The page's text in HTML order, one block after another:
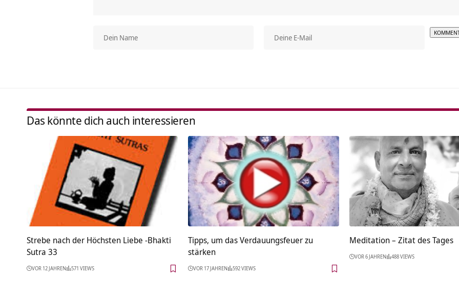
Das könnte dich auch interessieren
Strebe nach der Höchsten Liebe -Bhakti
Sutra 33
VOR 12 JAHREN 571 VIEWS
Tipps, um das Verdauungsfeuer zu
stärken
VOR 17 JAHREN 592 VIEWS
Meditation – Zitat des Tages
VOR 6 JAHREN 488 VIEWS